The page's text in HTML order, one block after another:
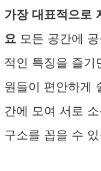
가장 대표적으로
요 모든 공간에
적인 특징을 즐기
원들이 편안하게
간에 모여 서로
구소를 꼽을 수